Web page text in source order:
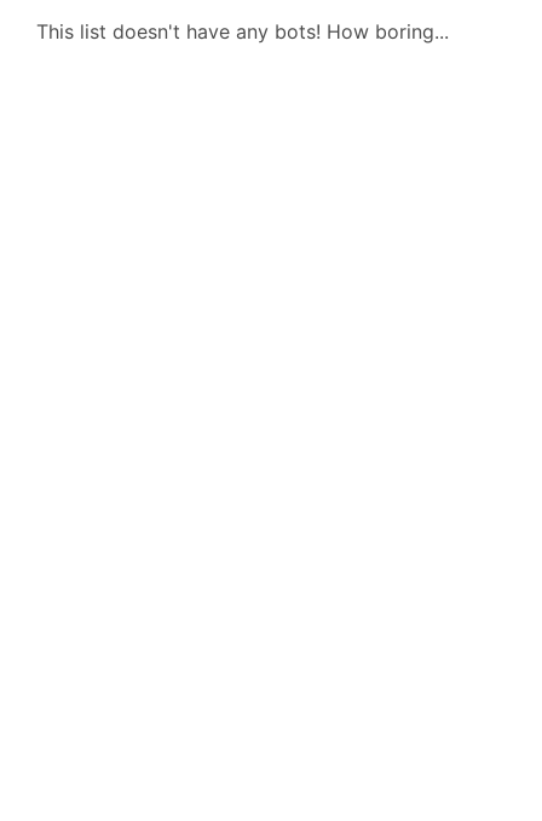
This list doesn't have any bots! How boring...